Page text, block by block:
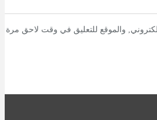
والموقع للتعليق في وقت لاحق مرة